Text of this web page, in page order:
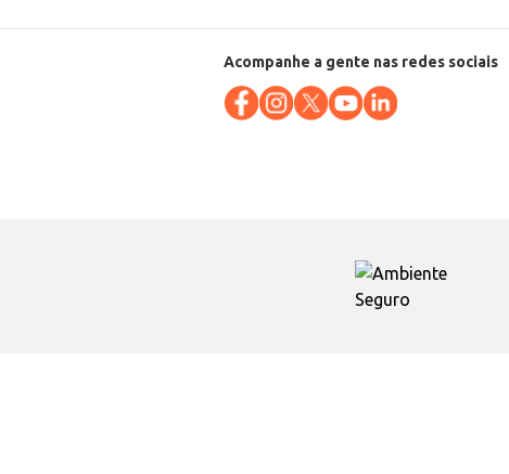
Acompanhe a gente nas redes sociais